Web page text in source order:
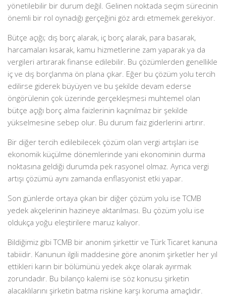
yönetilebilir bir durum değil. Gelinen noktada seçim sürecinin
önemli bir rol oynadığı gerçeğini göz ardı etmemek gerekiyor.
Bütçe açığı; dış borç alarak, iç borç alarak, para basarak,
harcamaları kısarak, kamu hizmetlerine zam yaparak ya da
vergileri artırarak finanse edilebilir. Bu çözümlerden genellikle
iç ve dış borçlanma ön plana çıkar. Eğer bu çözüm yolu tercih
edilirse giderek büyüyen ve bu şekilde devam ederse
öngörülenin çok üzerinde gerçekleşmesi muhtemel olan
bütçe açığı borç alma faizlerinin kaçınılmaz bir şekilde
yükselmesine sebep olur. Bu durum faiz giderlerini artırır.
Bir diğer tercih edilebilecek çözüm olan vergi artışları ise
ekonomik küçülme dönemlerinde yani ekonominin durma
noktasına geldiği durumda pek rasyonel olmaz. Ayrıca vergi
artışı çözümü aynı zamanda enflasyonist etki yapar.
Son günlerde ortaya çıkan bir diğer çözüm yolu ise TCMB
yedek akçelerinin hazineye aktarılması. Bu çözüm yolu ise
oldukça yoğu eleştirilere maruz kalıyor.
Bildiğimiz gibi TCMB bir anonim şirkettir ve Türk Ticaret kanuna
tabiidir. Kanunun ilgili maddesine göre anonim şirketler her yıl
ettikleri karın bir bölümünü yedek akçe olarak ayırmak
zorundadır. Bu bilanço kalemi ise söz konusu şirketin
alacaklılarını şirketin batma riskine karşı koruma amaçlıdır.